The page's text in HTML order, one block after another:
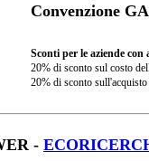
Convenzione
Sconti per le aziende
20% di sconto sul costo
20% di sconto
-